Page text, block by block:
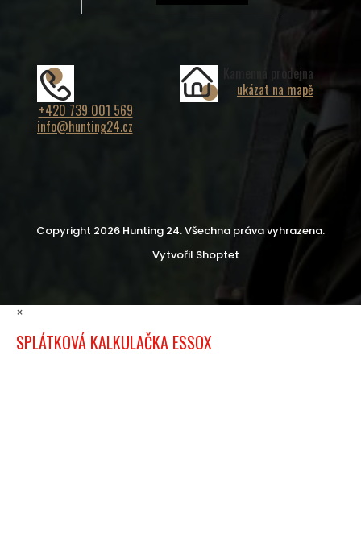
+420 739 001 569
info@hunting24.cz
Kamenná prodejna
ukázat na mapě
Vytvořil Shoptet
Copyright 2026 Hunting 24. Všechna práva vyhrazena.
×
SPLÁTKOVÁ KALKULAČKA ESSOX